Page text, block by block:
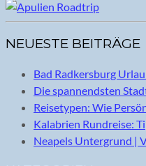
NEUESTE BEITRÄGE
Bad Radkersburg
Die spannendsten
Reisetypen: Wie
Kalabrien Rundreise:
Neapels Untergrund |